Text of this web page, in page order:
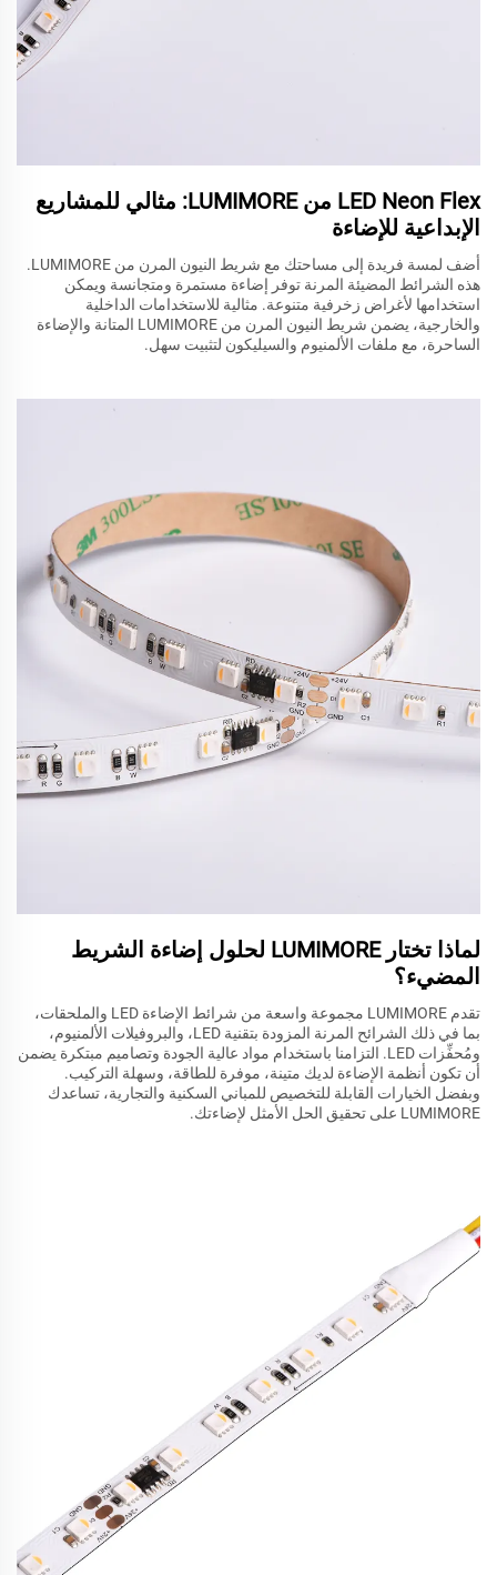
LED Neon Flex من LUMIMORE: مثالي للمشاريع
الإبداعية للإضاءة
أضف لمسة فريدة إلى مساحتك مع شريط النيون المرن من LUMIMORE.
هذه الشرائط المضيئة المرنة توفر إضاءة مستمرة ومتجانسة ويمكن
استخدامها لأغراض زخرفية متنوعة. مثالية للاستخدامات الداخلية
والخارجية، يضمن شريط النيون المرن من LUMIMORE المتانة والإضاءة
الساحرة، مع ملفات الألمنيوم والسيليكون لتثبيت سهل.
لماذا تختار LUMIMORE لحلول إضاءة الشريط
المضيء؟
تقدم LUMIMORE مجموعة واسعة من شرائط الإضاءة LED والملحقات،
بما في ذلك الشرائح المرنة المزودة بتقنية LED، والبروفيلات الألمنيوم،
ومُحفِّزات LED. التزامنا باستخدام مواد عالية الجودة وتصاميم مبتكرة يضمن
أن تكون أنظمة الإضاءة لديك متينة، موفرة للطاقة، وسهلة التركيب.
وبفضل الخيارات القابلة للتخصيص للمباني السكنية والتجارية، تساعدك
LUMIMORE على تحقيق الحل الأمثل لإضاءتك.